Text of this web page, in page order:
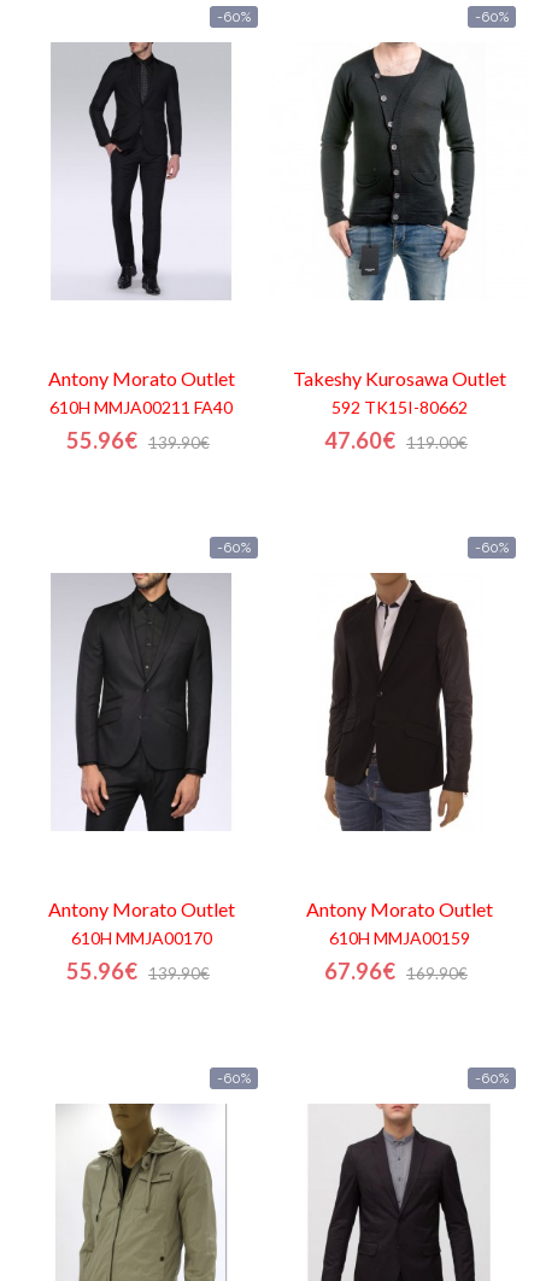
-60%
Antony MoratoOutlet
610H MMJA00211 FA40
55.96€ 139.90€
-60%
Takeshy KurosawaOutlet
592 TK15I-80662
47.60€ 119.00€
-60%
Antony MoratoOutlet
610H MMJA00170
55.96€ 139.90€
-60%
Antony MoratoOutlet
610H MMJA00159
67.96€ 169.90€
-60% -60%